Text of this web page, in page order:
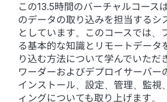
この13.5時間のバーチャルコース
のデータの取り込みを担当するシ
としています。このコースでは、
る基本的な知識とリモートデータ
り込む方法について学んでいただ
ワーダーおよびデプロイサーバー
インストール、設定、管理、監視
ィングについても取り上げます。